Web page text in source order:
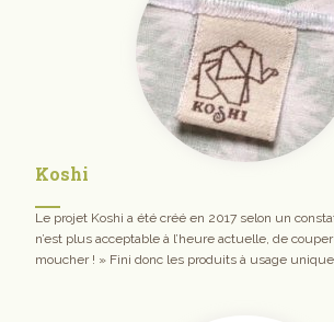
Koshi
Le projet Koshi a été créé en 2017 selon un
n’est plus acceptable à l’heure actuelle, de
moucher ! » Fini donc les produits à usage unique